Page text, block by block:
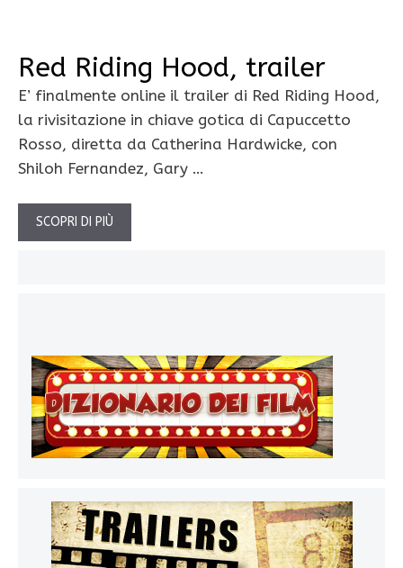
Red Riding Hood, trailer
E’ finalmente online il trailer di Red Riding Hood,
la rivisitazione in chiave gotica di Capuccetto
Rosso, diretta da Catherina Hardwicke, con
Shiloh Fernandez, Gary …
SCOPRI DI PIÙ